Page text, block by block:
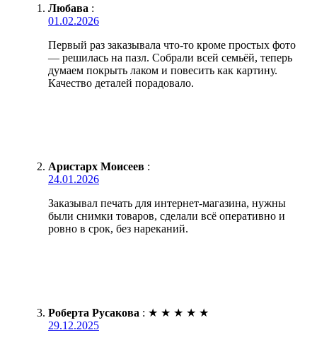
Любава :
01.02.2026
Первый раз заказывала что-то кроме простых фото
— решилась на пазл. Собрали всей семьёй, теперь
думаем покрыть лаком и повесить как картину.
Качество деталей порадовало.
Аристарх Моисеев :
24.01.2026
Заказывал печать для интернет-магазина, нужны
были снимки товаров, сделали всё оперативно и
ровно в срок, без нареканий.
Роберта Русакова : ★ ★ ★ ★ ★
29.12.2025